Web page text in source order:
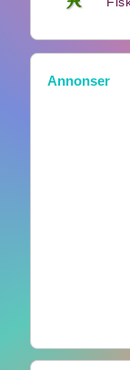
Annonser